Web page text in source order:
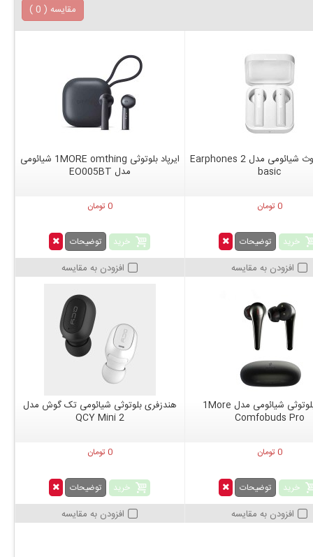
مقایسه ( 0
)
ایرپاد بلوتوث شیائومی مدل Earphones 2
basic
0 تومان
خرید توضیحات
افزودن به مقایسه
ایرپاد بلوتوثی 1MORE omthing شیائومی
مدل EO005BT
0 تومان
خرید توضیحات
افزودن به مقایسه
ایرپاد بلوتوثی شیائومی مدل 1More
Comfobuds Pro
0 تومان
خرید توضیحات
افزودن به مقایسه
هندزفری بلوتوثی شیائومی تک گوش مدل
QCY Mini 2
0 تومان
خرید توضیحات
افزودن به مقایسه